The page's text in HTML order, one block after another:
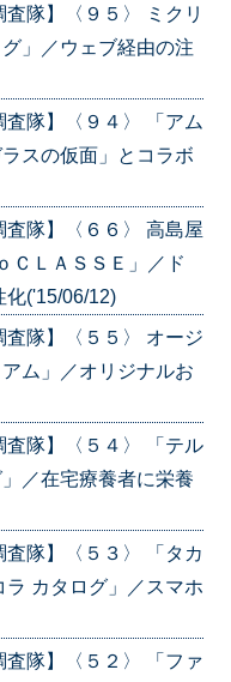
査隊】〈９５〉 ミクリ
」／ウェブ経由の注
査隊】〈９４〉 「アム
スの仮面」とコラボ
査隊】〈６６〉 高島屋
ＣＬＡＳＳＥ」／ド
化('15/06/12)
査隊】〈５５〉 オージ
ム」／オリジナルお
査隊】〈５４〉 「テル
／在宅療養者に栄養
査隊】〈５３〉 「タカ
カタログ」／スマホ
査隊】〈５２〉 「ファ